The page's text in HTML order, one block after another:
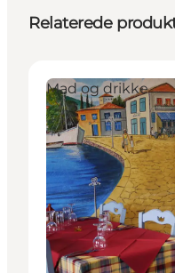
Relaterede
Mad og drikke